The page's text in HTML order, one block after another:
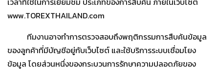
www.TOREXTHAILAND.com
ทีมงานอาจทำการตรวจสอบถึงพฤติกรรมการสืบค้นข้อมูล
ของลูกค้าที่มีบัญชีอยู่กับเว็บไซต์ และใช้บริการระบบเชื่อมโยง
ข้อมูล โดยส่วนหนึ่งของกระบวนการรักษาความปลอดภัยของ